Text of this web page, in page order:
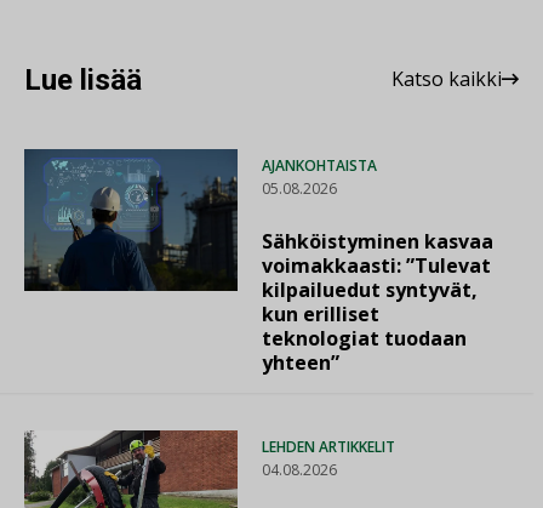
Lue lisää Katso kaikki
AJANKOHTAISTA
05.08.2026
Sähköistyminen kasvaa
voimakkaasti: ”Tulevat
kilpailuedut syntyvät,
kun erilliset
teknologiat tuodaan
yhteen”
LEHDEN ARTIKKELIT
04.08.2026